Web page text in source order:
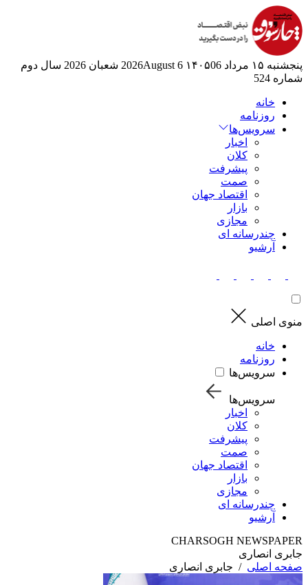
پنجشنبه ۱۵ مرداد ۱۴۰۵ 06 2026August 6 شعبان 2026
سال دوم
شماره 524
خانه
روزنامه
سرویس‌ها
اخبار
کلان
پیشرفت
صمت
اقتصاد جهان
بازار
مجازی
چندرسانه ای
آرشیو
منوی اصلی
خانه
روزنامه
سرویس‌ها
سرویس‌ها
اخبار
کلان
پیشرفت
صمت
اقتصاد جهان
بازار
مجازی
چندرسانه ای
آرشیو
CHARSOGH NEWSPAPER
جابری انصاری
صفحه اصلی / جابری انصاری